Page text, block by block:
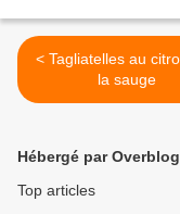
< Tagliatelles au citron et à
la sauge
Hébergé par Overblog
Top articles